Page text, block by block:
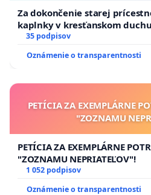
Za dokončenie starej
kaplnky v kresťanskom
35 podpisov
Oznámenie o transparentnosti
PETÍCIA ZA EXEMPLÁRNE
"ZOZNAMU
PETÍCIA ZA EXEMPLÁRNE
"ZOZNAMU NEPRIATEĽOV"!
1 052 podpisov
Oznámenie o transparentnosti